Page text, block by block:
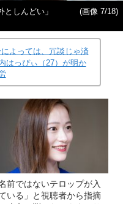
としんどい」
(画像 7/18)
よっては、冗談じゃ済
はっぴぃ（27）が明か
名前ではないテロップが入
いる」と視聴者から指摘